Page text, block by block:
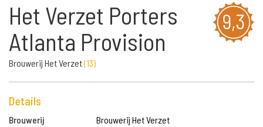
9,3
Het Verzet Porters
Atlanta Provision
Brouwerij Het Verzet(13)
Details
Brouwerij
Brouwerij Het Verzet